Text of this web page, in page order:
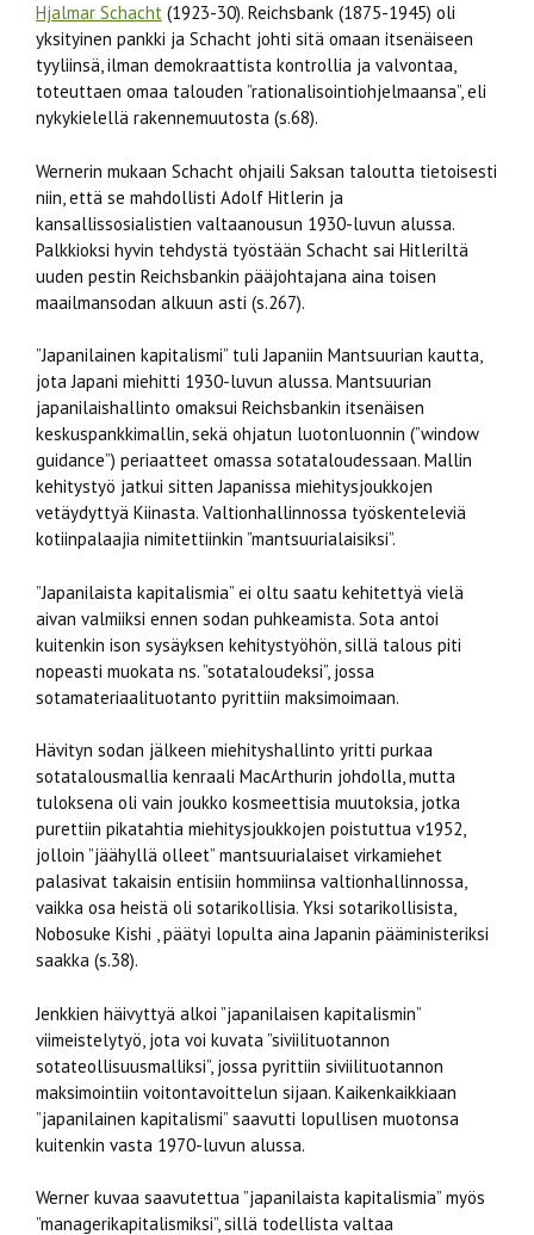
Hjalmar Schacht (1923-30). Reichsbank (1875-1945) oli
yksityinen pankki ja Schacht johti sitä omaan itsenäiseen
tyyliinsä, ilman demokraattista kontrollia ja valvontaa,
toteuttaen omaa talouden ”rationalisointiohjelmaansa”, eli
nykykielellä rakennemuutosta (s.68).
Wernerin mukaan Schacht ohjaili Saksan taloutta tietoisesti
niin, että se mahdollisti Adolf Hitlerin ja
kansallissosialistien valtaanousun 1930-luvun alussa.
Palkkioksi hyvin tehdystä työstään Schacht sai Hitleriltä
uuden pestin Reichsbankin pääjohtajana aina toisen
maailmansodan alkuun asti (s.267).
”Japanilainen kapitalismi” tuli Japaniin Mantsuurian kautta,
jota Japani miehitti 1930-luvun alussa. Mantsuurian
japanilaishallinto omaksui Reichsbankin itsenäisen
keskuspankkimallin, sekä ohjatun luotonluonnin (”window
guidance”) periaatteet omassa sotataloudessaan. Mallin
kehitystyö jatkui sitten Japanissa miehitysjoukkojen
vetäydyttyä Kiinasta. Valtionhallinnossa työskenteleviä
kotiinpalaajia nimitettiinkin ”mantsuurialaisiksi”.
”Japanilaista kapitalismia” ei oltu saatu kehitettyä vielä
aivan valmiiksi ennen sodan puhkeamista. Sota antoi
kuitenkin ison sysäyksen kehitystyöhön, sillä talous piti
nopeasti muokata ns. ”sotataloudeksi”, jossa
sotamateriaalituotanto pyrittiin maksimoimaan.
Hävityn sodan jälkeen miehityshallinto yritti purkaa
sotatalousmallia kenraali MacArthurin johdolla, mutta
tuloksena oli vain joukko kosmeettisia muutoksia, jotka
purettiin pikatahtia miehitysjoukkojen poistuttua v1952,
jolloin ”jäähyllä olleet” mantsuurialaiset virkamiehet
palasivat takaisin entisiin hommiinsa valtionhallinnossa,
vaikka osa heistä oli sotarikollisia. Yksi sotarikollisista,
Nobosuke Kishi , päätyi lopulta aina Japanin pääministeriksi
saakka (s.38).
Jenkkien häivyttyä alkoi ”japanilaisen kapitalismin”
viimeistelytyö, jota voi kuvata ”siviilituotannon
sotateollisuusmalliksi”, jossa pyrittiin siviilituotannon
maksimointiin voitontavoittelun sijaan. Kaikenkaikkiaan
”japanilainen kapitalismi” saavutti lopullisen muotonsa
kuitenkin vasta 1970-luvun alussa.
Werner kuvaa saavutettua ”japanilaista kapitalismia” myös
”managerikapitalismiksi”, sillä todellista valtaa